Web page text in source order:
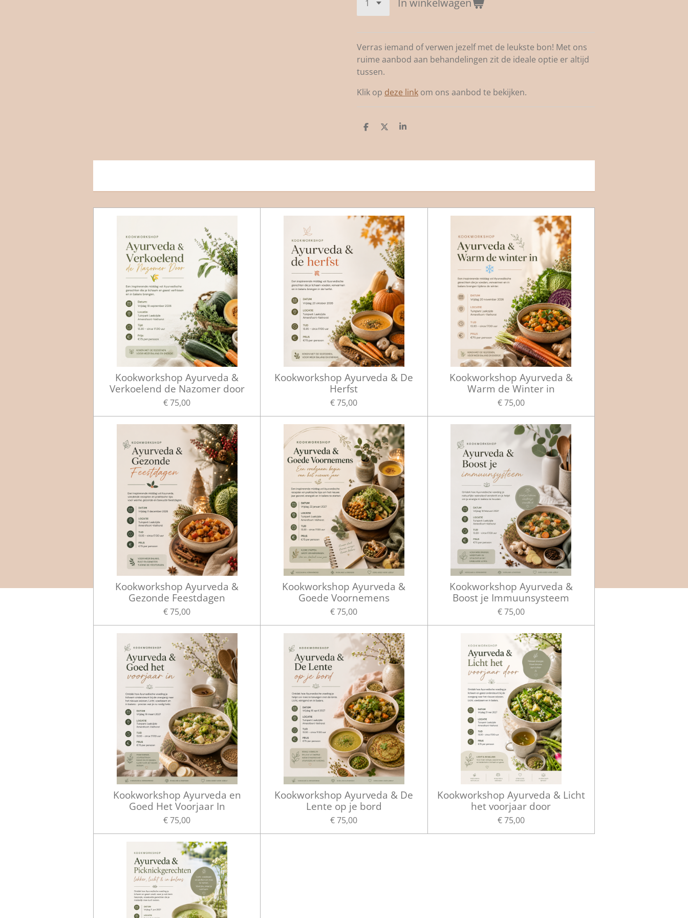
In winkelwagen
Verras iemand of verwen jezelf met de leukste bon! Met ons
ruime aanbod aan behandelingen zit de ideale optie er altijd
tussen.
Klik op deze link om ons aanbod te bekijken.
D
n
D
S
e
Kookworkshop Ayurveda &
Verkoelend de Nazomer door
€ 75,00
Kookworkshop Ayurveda & De
Herfst
€ 75,00
Kookworkshop Ayurveda &
Warm de Winter in
€ 75,00
Kookworkshop Ayurveda &
Gezonde Feestdagen
€ 75,00
Kookworkshop Ayurveda &
Goede Voornemens
€ 75,00
Kookworkshop Ayurveda &
Boost je Immuunsysteem
€ 75,00
Kookworkshop Ayurveda en
Goed Het Voorjaar In
€ 75,00
Kookworkshop Ayurveda & De
Lente op je bord
€ 75,00
Kookworkshop Ayurveda & Licht
het voorjaar door
€ 75,00